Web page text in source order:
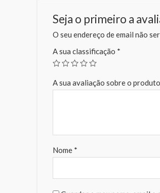
Seja o primeiro a
O seu endereço de email não
A sua classificação *
A sua avaliação sobre o produto
Nome *